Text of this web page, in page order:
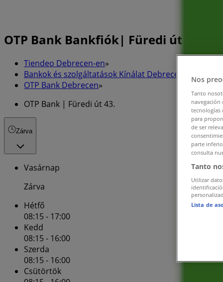
OTP Bank Bankfiók| Füredi út 43. ,
Tiendeo Debrecen-en»
Bankok és szolgáltatások Kínálat Debrecenen
OTP Bank Debrecen»
OTP Bank | Füredi út 43.
Zárva
Vasárnap
Zárva
Hétfő
08:15 - 17:00
Kedd
08:15 - 16:00
Szerda
08:15 - 16:00
Csütörtök
Nos
Tanto
navegación
tecnologías
para
de ser
parte
consulta
Tanto
Utilizar
Lista de